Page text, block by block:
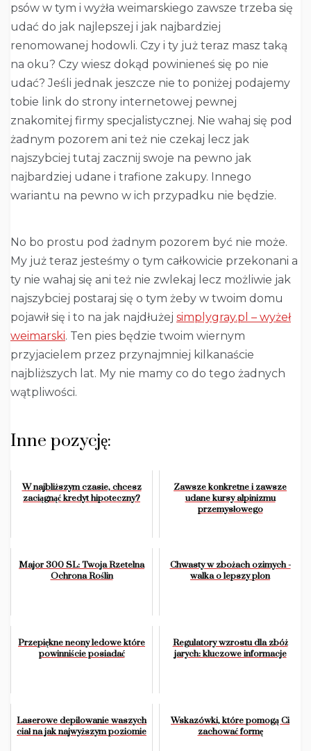
psów w tym i wyżła weimarskiego zawsze trzeba się
udać do jak najlepszej i jak najbardziej
renomowanej hodowli. Czy i ty już teraz masz taką
na oku? Czy wiesz dokąd powinieneś się po nie
udać? Jeśli jednak jeszcze nie to poniżej podajemy
tobie link do strony internetowej pewnej
znakomitej firmy specjalistycznej. Nie wahaj się pod
żadnym pozorem ani też nie czekaj lecz jak
najszybciej tutaj zacznij swoje na pewno jak
najbardziej udane i trafione zakupy. Innego
wariantu na pewno w ich przypadku nie będzie.
No bo prostu pod żadnym pozorem być nie może.
My już teraz jesteśmy o tym całkowicie przekonani a
ty nie wahaj się ani też nie zwlekaj lecz możliwie jak
najszybciej postaraj się o tym żeby w twoim domu
pojawił się i to na jak najdłużej simplygray.pl – wyżeł
weimarski. Ten pies będzie twoim wiernym
przyjacielem przez przynajmniej kilkanaście
najbliższych lat. My nie mamy co do tego żadnych
wątpliwości.
Inne pozycję:
W najbliższym czasie, chcesz
zaciągnąć kredyt hipoteczny?
Zawsze konkretne i zawsze
udane kursy alpinizmu
przemysłowego
Major 300 SL: Twoja Rzetelna
Ochrona Roślin
Chwasty w zbożach ozimych -
walka o lepszy plon
Przepiękne neony ledowe które
powinniście posiadać
Regulatory wzrostu dla zbóż
jarych: kluczowe informacje
Laserowe depilowanie waszych
ciał na jak najwyższym poziomie
Wskazówki, które pomogą Ci
zachować formę